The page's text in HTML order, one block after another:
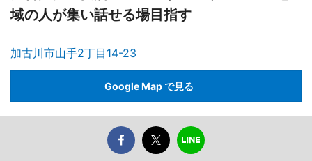
域の人が集い話せる場目指す
加古川市山手2丁目14-23
Google Map で見る